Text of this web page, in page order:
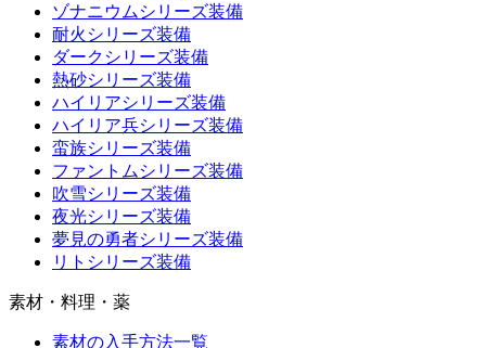
ゾナニウムシリーズ装備
耐火シリーズ装備
ダークシリーズ装備
熱砂シリーズ装備
ハイリアシリーズ装備
ハイリア兵シリーズ装備
蛮族シリーズ装備
ファントムシリーズ装備
吹雪シリーズ装備
夜光シリーズ装備
夢見の勇者シリーズ装備
リトシリーズ装備
素材・料理・薬
素材の入手方法一覧